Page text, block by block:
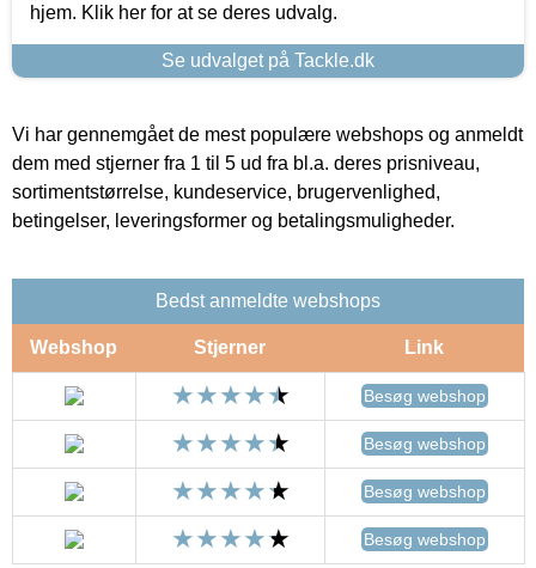
hjem. Klik her for at se deres udvalg.
Se udvalget på Tackle.dk
Vi har gennemgået de mest populære webshops og anmeldt
dem med stjerner fra 1 til 5 ud fra bl.a. deres prisniveau,
sortimentstørrelse, kundeservice, brugervenlighed,
betingelser, leveringsformer og betalingsmuligheder.
Bedst anmeldte webshops
Webshop Stjerner Link
Besøg webshop
Besøg webshop
Besøg webshop
Besøg webshop